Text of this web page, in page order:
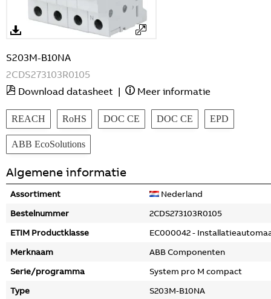
S203M-B10NA
2CDS273103R0105
Download datasheet | Meer informatie
REACH RoHS DOC CE DOC CE EPD
ABB EcoSolutions
Algemene informatie
Assortiment
Nederland
Bestelnummer
2CDS273103R0105
ETIM Productklasse
EC000042 -
Merknaam
ABB Componenten
Serie/programma
System pro M compact
Type
S203M-B10NA